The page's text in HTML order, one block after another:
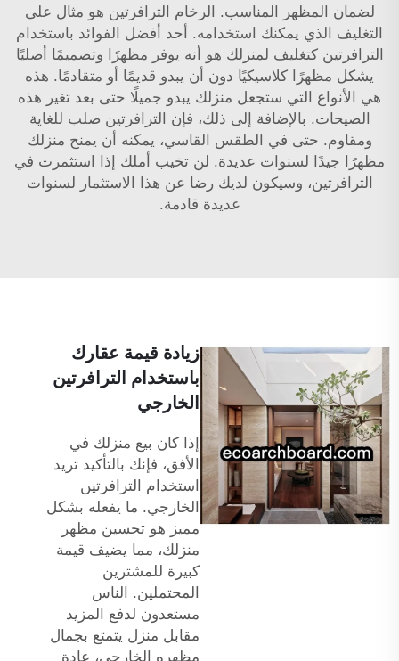
لضمان المظهر المناسب. الرخام الترافرتين هو مثال على
التغليف الذي يمكنك استخدامه. أحد أفضل الفوائد باستخدام
الترافرتين كتغليف لمنزلك هو أنه يوفر مظهرًا وتصميمًا أصليًا
يشكل مظهرًا كلاسيكيًا دون أن يبدو قديمًا أو متقادمًا. هذه
هي الأنواع التي ستجعل منزلك يبدو جميلًا حتى بعد تغير هذه
الصيحات. بالإضافة إلى ذلك، فإن الترافرتين صلب للغاية
ومقاوم. حتى في الطقس القاسي، يمكنه أن يمنح منزلك
مظهرًا جيدًا لسنوات عديدة. لن تخيب أملك إذا استثمرت في
الترافرتين، وسيكون لديك رضا عن هذا الاستثمار لسنوات
عديدة قادمة.
زيادة قيمة عقارك
باستخدام الترافرتين
الخارجي
إذا كان بيع منزلك في
الأفق، فإنك بالتأكيد تريد
استخدام الترافرتين
الخارجي. ما يفعله بشكل
مميز هو تحسين مظهر
منزلك، مما يضيف قيمة
كبيرة للمشترين
المحتملين. الناس
مستعدون لدفع المزيد
مقابل منزل يتمتع بجمال
مظهره الخارجي، عادة